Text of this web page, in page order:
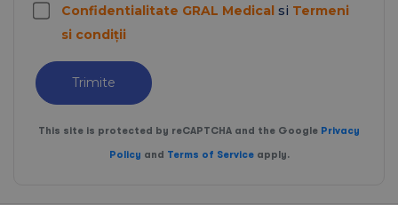
Confidentialitate GRAL Medical si Termeni
si condiții
Trimite
This site is protected by reCAPTCHA and the Google Privacy
Policy and Terms of Serviceapply.